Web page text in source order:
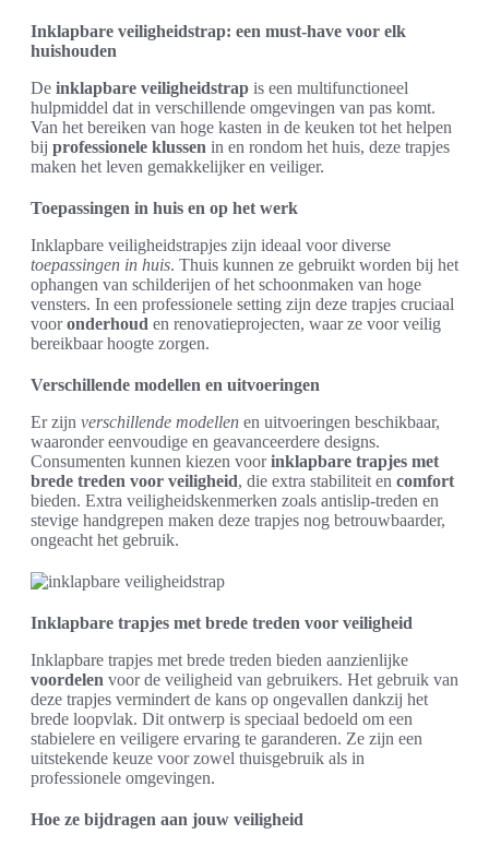
Inklapbare veiligheidstrap: een must-have voor elk
huishouden
De inklapbare veiligheidstrap is een multifunctioneel
hulpmiddel dat in verschillende omgevingen van pas komt.
Van het bereiken van hoge kasten in de keuken tot het helpen
bij professionele klussen in en rondom het huis, deze trapjes
maken het leven gemakkelijker en veiliger.
Toepassingen in huis en op het werk
Inklapbare veiligheidstrapjes zijn ideaal voor diverse
toepassingen in huis. Thuis kunnen ze gebruikt worden bij het
ophangen van schilderijen of het schoonmaken van hoge
vensters. In een professionele setting zijn deze trapjes cruciaal
vooronderhoud en renovatieprojecten, waar ze voor veilig
bereikbaar hoogte zorgen.
Verschillende modellen en uitvoeringen
Er zijn verschillende modellen en uitvoeringen beschikbaar,
waaronder eenvoudige en geavanceerdere designs.
Consumenten kunnen kiezen voorinklapbare trapjes met
brede treden voor veiligheid, die extra stabiliteit en comfort
bieden. Extra veiligheidskenmerken zoals antislip-treden en
stevige handgrepen maken deze trapjes nog betrouwbaarder,
ongeacht het gebruik.
Inklapbare trapjes met brede treden voor veiligheid
Inklapbare trapjes met brede treden bieden aanzienlijke
voordelen voor de veiligheid van gebruikers. Het gebruik van
deze trapjes vermindert de kans op ongevallen dankzij het
brede loopvlak. Dit ontwerp is speciaal bedoeld om een
stabielere en veiligere ervaring te garanderen. Ze zijn een
uitstekende keuze voor zowel thuisgebruik als in
professionele omgevingen.
Hoe ze bijdragen aan jouw veiligheid